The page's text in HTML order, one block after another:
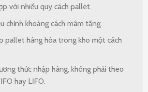
với nhiều quy cách pallet.
chỉnh khoảng cách mâm tầng.
pallet hàng hóa trong kho một cách
thức nhập hàng, không phải theo
hay LIFO.